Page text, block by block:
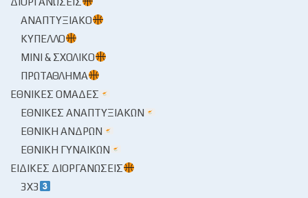
ΑΝΑΠΤΥΞΙΑΚΌ
ΚΎΠΕΛΛΟ
ΜΊΝΙ & ΣΧΟΛΙΚΌ
ΠΡΩΤΆΘΛΗΜΑ
ΕΘΝΙΚΈΣ ΟΜΆΔΕΣ
ΕΘΝΙΚΈΣ ΑΝΑΠΤΥΞΙΑΚΏΝ
ΕΘΝΙΚΉ ΑΝΔΡΏΝ
ΕΘΝΙΚΉ ΓΥΝΑΙΚΏΝ
ΕΙΔΙΚΈΣ ΔΙΟΡΓΑΝΏΣΕΙΣ
3X3